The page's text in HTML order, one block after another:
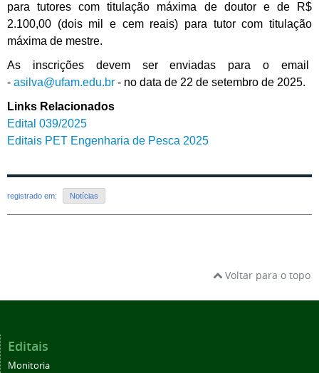
para tutores com titulação máxima de doutor e de R$
2.100,00 (dois mil e cem reais) para tutor com titulação
máxima de mestre.
As inscrições devem ser enviadas para o email
- asilva@ufam.edu.br - no data de 22 de setembro de 2025.
Links Relacionados
Edital 039/2025
Editais PET Engenharia de Pesca 2025
registrado em: Notícias
Voltar para o topo
Editais
Monitoria